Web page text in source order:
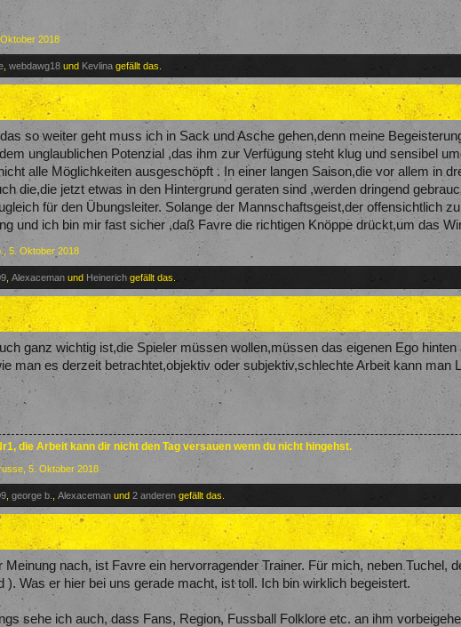
2018
,webdawg18 und Kevlina gefällt das.
so weiter geht muss ich in Sack und Asche gehen,denn meine
unglaublichen Potenzial ,das ihm zur Verfügung steht klug und sensibel
alle Möglichkeiten ausgeschöpft . In einer langen Saison,die vor allem in
die,die jetzt etwas in den Hintergrund geraten sind ,werden dringend
für den Übungsleiter. Solange der Mannschaftsgeist,der offensichtlich
und ich bin mir fast sicher ,daß Favre die richtigen Knöppe drückt,um das
, 5. Oktober 2018
,Alexaceman und Heinerich gefällt das.
ganz wichtig ist,die Spieler müssen wollen,müssen das eigenen Ego
man es derzeit betrachtet,objektiv oder subjektiv,schlechte Arbeit kann man
die Arbeit kann dir nicht den Tag versauen wenn du nicht hingehst.
5. Oktober 2018
,george b. ,Alexaceman und2 anderen gefällt das.
Meinung nach, ist Favre ein hervorragender Trainer. Für mich, neben
). Was er hier bei uns gerade macht, ist toll. Ich bin wirklich begeistert.
sehe ich auch, dass Fans, Region, Fussball Folklore etc. an ihm